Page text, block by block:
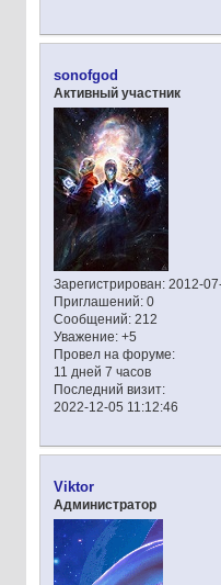
sonofgod
Активный участник
Зарегистрирован: 2012-
Приглашений:0
Сообщений:212
Уважение: +5
Провел на форуме:
11 дней 7 часов
Последний визит:
2022-12-05 11:12:46
Viktor
Администратор